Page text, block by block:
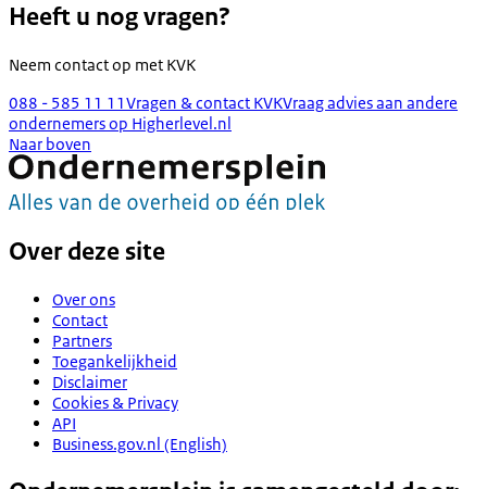
Heeft u nog vragen?
Neem contact op met KVK
088 - 585 11 11Vragen & contact KVKVraag advies aan andere
ondernemers op Higherlevel.nl
Naar boven
Over deze site
Over ons
Contact
Partners
Toegankelijkheid
Disclaimer
Cookies & Privacy
API
Business.gov.nl (English)